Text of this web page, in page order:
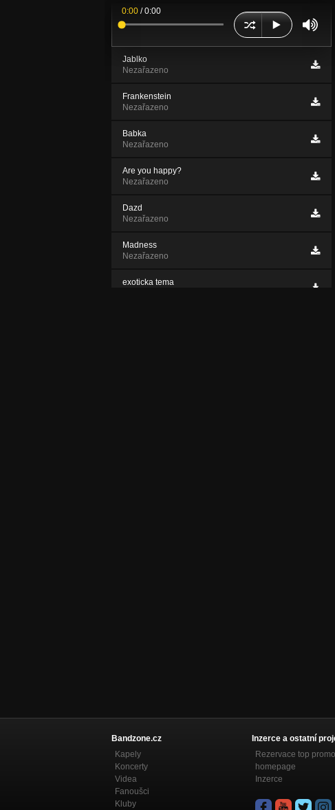
0:00 /0:00
Jablko
Nezařazeno
Frankenstein
Nezařazeno
Babka
Nezařazeno
Are you happy?
Nezařazeno
Dazd
Nezařazeno
Madness
Nezařazeno
exoticka tema
Bandzone.cz
Kapely
Koncerty
Videa
Fanoušci
Kluby
Inzerce a ostatní
Rezervace top
homepage
Inzerce